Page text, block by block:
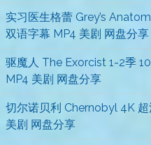
实习医生格蕾 Grey’s
双语字幕 MP4 美剧 网盘分享
驱魔人 The Exorcist 1-2季
MP4 美剧 网盘分享
切尔诺贝利 Chernobyl 4K
美剧 网盘分享